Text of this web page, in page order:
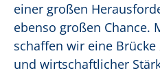
einer großen
ebenso großen Chance.
schaffen wir eine
und wirtschaftlicher